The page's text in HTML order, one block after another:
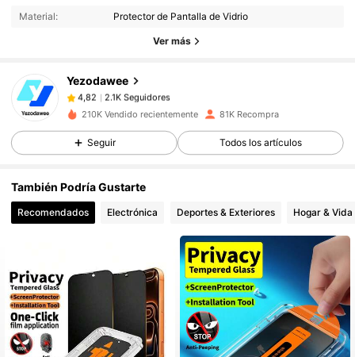
Material: Protector de Pantalla de Vidrio
Ver más
Yezodawee
2.1K Seguidores
4,82
2.1K Seguidores
r***m
Hace 1 día
4,82 2.1K Seguidores
2.1K Seguidores
210K Vendido recientemente 81K Recompra
Seguir Todos los artículos
También Podría Gustarte
Recomendados Electrónica Deportes & Exteriores Hogar & Vida